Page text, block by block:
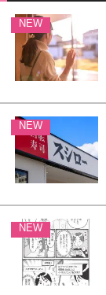
NEW
NEW
NEW